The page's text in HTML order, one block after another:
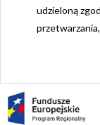
udzieloną